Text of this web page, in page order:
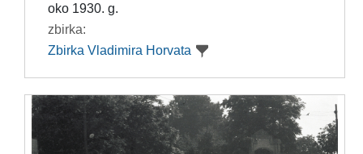
oko 1930. g.
zbirka:
Zbirka Vladimira Horvata